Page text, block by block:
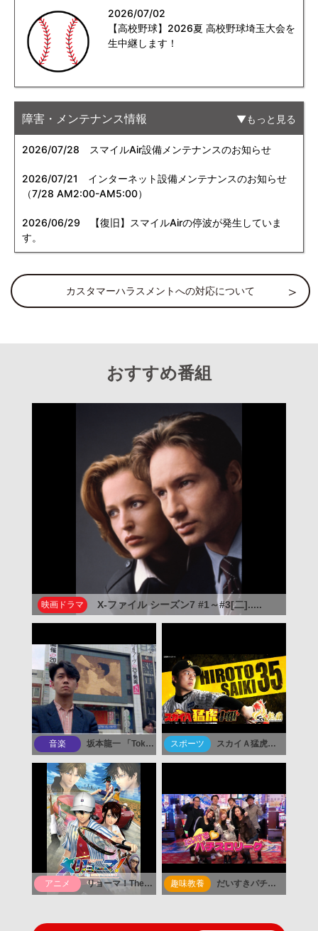
2026/07/02
【高校野球】2026夏 高校野球埼玉大会を
生中継します！
障害・メンテナンス情報 もっと見る
2026/07/28 スマイルAir設備メンテナンスのお知らせ
2026/07/21
インターネット設備メンテナンスのお知らせ
（7/28 AM2:00-AM5:00）
2026/06/29 【復旧】スマイルAirの停波が発生していま
す。
カスタマーハラスメントへの対応について
おすすめ番組